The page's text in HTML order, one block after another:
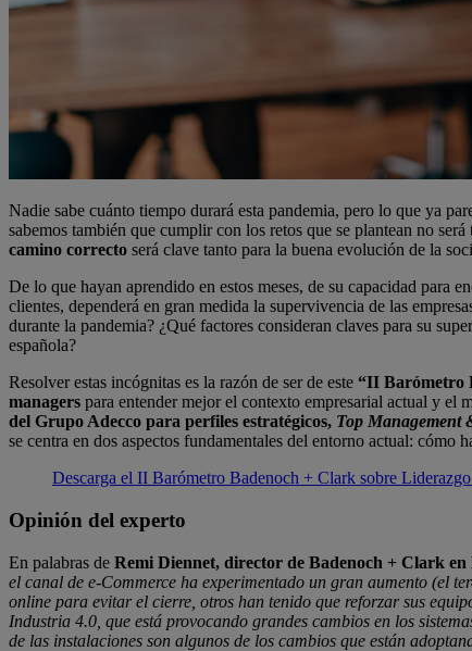
Nadie sabe cuánto tiempo durará esta pandemia, pero lo que ya
sabemos también que cumplir con los retos que se plantean no
camino correcto será clave tanto para la buena evolución de la
De lo que hayan aprendido en estos meses, de su capacidad para
clientes, dependerá en gran medida la supervivencia de las
durante la pandemia? ¿Qué factores consideran claves para su
española?
Resolver estas incógnitas es la razón de ser de este “II Barómetro
managers para entender mejor el contexto empresarial actual y el
del Grupo Adecco para perfiles estratégicos, Top Management
se centra en dos aspectos fundamentales del entorno actual:
Descarga el II Barómetro Badenoch + Clark sobre
Opinión del experto
En palabras de Remi Diennet, director de Badenoch + Clark en
el canal de e-Commerce ha experimentado un gran aumento (el
online para evitar el cierre, otros han tenido que reforzar sus
Industria 4.0, que está provocando grandes cambios en los
de las instalaciones son algunos de los cambios que están